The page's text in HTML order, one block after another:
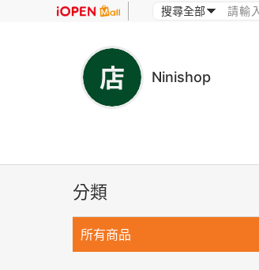
Ninishop
分類
所有商品